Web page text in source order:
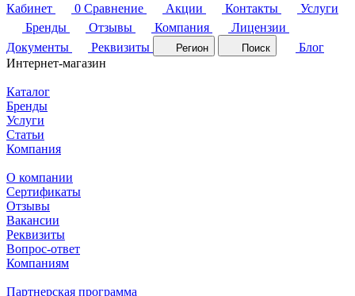
Кабинет
0 Сравнение Акции Контакты
Услуги
Бренды
Отзывы Компания
Лицензии
Документы
Реквизиты Регион Поиск
Блог
Интернет-магазин
Каталог
Бренды
Услуги
Статьи
Компания
О компании
Сертификаты
Отзывы
Вакансии
Реквизиты
Вопрос-ответ
Компаниям
Партнерская программа